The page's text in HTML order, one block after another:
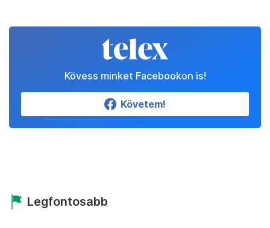
Kövess minket Facebookon is!
Követem!
Legfontosabb